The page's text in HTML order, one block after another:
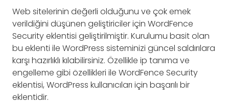
Web sitelerinin değerli olduğunu ve çok emek
verildiğini düşünen geliştiriciler için WordFence
Security eklentisi geliştirilmiştir. Kurulumu basit olan
bu eklenti ile WordPress sisteminizi güncel saldırılara
karşı hazırlıklı kılabilirsiniz. Özellikle ip tanıma ve
engelleme gibi özellikleri ile WordFence Security
eklentisi, WordPress kullanıcıları için başarılı bir
eklentidir.